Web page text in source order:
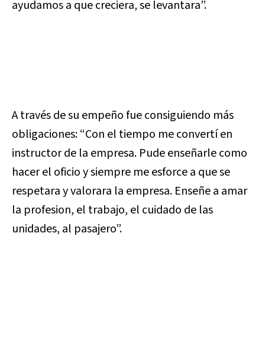
ayudamos a que creciera, se levantara”.
A través de su empeño fue consiguiendo más
obligaciones: “Con el tiempo me convertí en
instructor de la empresa. Pude enseñarle como
hacer el oficio y siempre me esforce a que se
respetara y valorara la empresa. Enseñe a amar
la profesion, el trabajo, el cuidado de las
unidades, al pasajero”.